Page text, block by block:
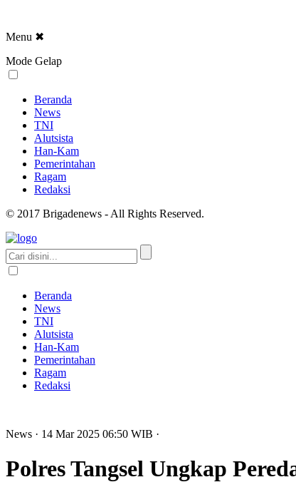
Menu ✖
Mode Gelap
Beranda
News
TNI
Alutsista
Han-Kam
Pemerintahan
Ragam
Redaksi
© 2017 Brigadenews - All Rights Reserved.
Beranda
News
TNI
Alutsista
Han-Kam
Pemerintahan
Ragam
Redaksi
News · 14 Mar 2025 06:50 WIB ·
Polres Tangsel Ungkap